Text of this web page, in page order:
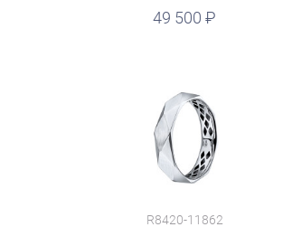
49 500
руб.
R8420-11862